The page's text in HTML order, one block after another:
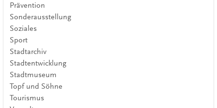
Prävention
Sonderausstellung
Soziales
Sport
Stadtarchiv
Stadtentwicklung
Stadtmuseum
Topf und Söhne
Tourismus